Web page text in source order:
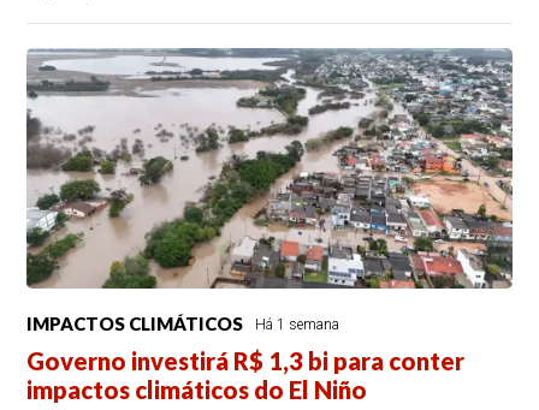
IMPACTOS CLIMÁTICOS Há 1 semana
Governo investirá R$ 1,3 bi para conter
impactos climáticos do El Niño